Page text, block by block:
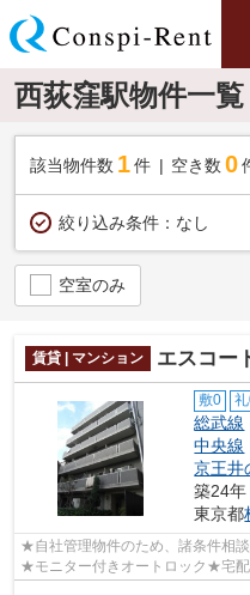
西荻窪駅物件一覧
該当物件数 1件 空き数 0
絞り込み条件： なし
空室のみ
賃貸 | マンション エスコー
敷0
総武線
中央線
京王井
築24年
東京都
★自社管理物件のため、諸条件相
★モニター付きオートロック★宅